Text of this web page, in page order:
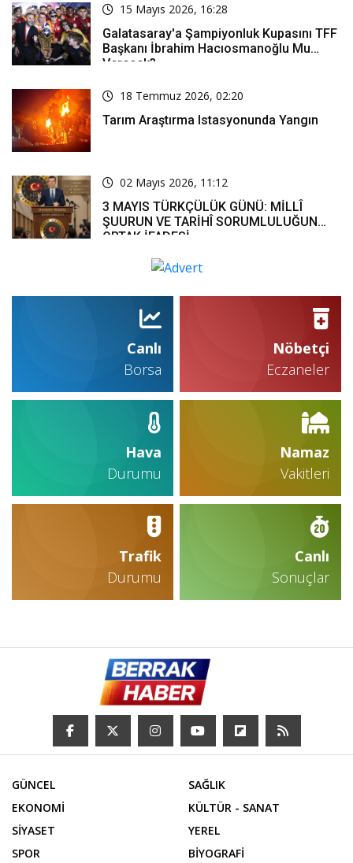
15 Mayıs 2026, 16:28
Galatasaray'a Şampiyonluk Kupasını TFF
Başkanı İbrahim Hacıosmanoğlu Mu
Verecek?
18 Temmuz 2026, 02:20
Tarım Araştırma Istasyonunda Yangın
02 Mayıs 2026, 11:12
3 MAYIS TÜRKÇÜLÜK GÜNÜ: MİLLÎ
ŞUURUN VE TARİHÎ SORUMLULUĞUN
ORTAK İFADESİ
Canlı
Borsa
Nöbetçi
Eczaneler
Hava
Durumu
Namaz
Vakitleri
Trafik
Durumu
Canlı
Sonuçlar
GÜNCEL
EKONOMİ
SİYASET
SPOR
SAĞLIK
KÜLTÜR - SANAT
YEREL
BİYOGRAFİ